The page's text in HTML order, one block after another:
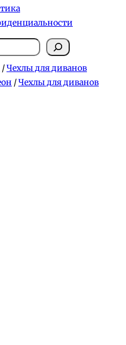
/Чехлы для диванов
/Чехлы для диванов